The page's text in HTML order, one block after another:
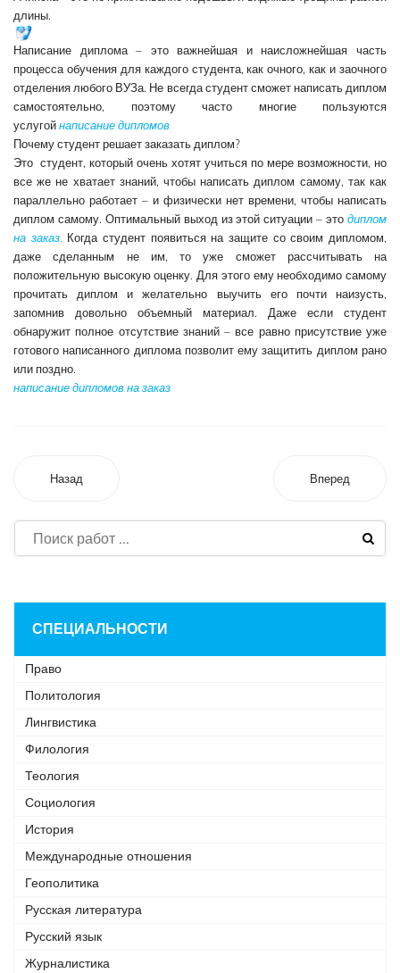
длины.
Написание диплома – это важнейшая и наисложнейшая часть
процесса обучения для каждого студента, как очного, как и заочного
отделения любого ВУЗа. Не всегда студент сможет написать диплом
самостоятельно, поэтому часто многие пользуются
услугойнаписание дипломов
Почему студент решает заказать диплом?
Это студент, который очень хотят учиться по мере возможности, но
все же не хватает знаний, чтобы написать диплом самому, так как
параллельно работает – и физически нет времени, чтобы написать
диплом самому. Оптимальный выход из этой ситуации – это диплом
на заказ. Когда студент появиться на защите со своим дипломом,
даже сделанным не им, то уже сможет рассчитывать на
положительную высокую оценку. Для этого ему необходимо самому
прочитать диплом и желательно выучить его почти наизусть,
запомнив довольно объемный материал. Даже если студент
обнаружит полное отсутствие знаний – все равно присутствие уже
готового написанного диплома позволит ему защитить диплом рано
или поздно.
написание дипломов на заказ
Назад Вперед
СПЕЦИАЛЬНОСТИ
Право
Политология
Лингвистика
Филология
Теология
Социология
История
Международные отношения
Геополитика
Русская литература
Русский язык
Журналистика